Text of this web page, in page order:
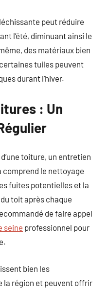
peut réduire
l’été, diminuant ainsi le
des matériaux bien
tuiles peuvent
durant l’hiver.
: Un
toiture, un entretien
comprend le nettoyage
fuites potentielles et la
toit après chaque
de faire appel
seine professionnel pour
bien les
région et peuvent offrir